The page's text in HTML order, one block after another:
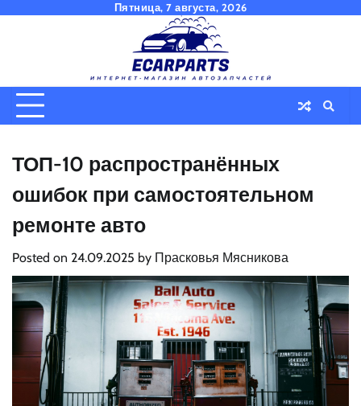
Пятница, 7 августа, 2026
ТОП-10 распространённых
ошибок при самостоятельном
ремонте авто
Posted on 24.09.2025 by Прасковья Мясникова